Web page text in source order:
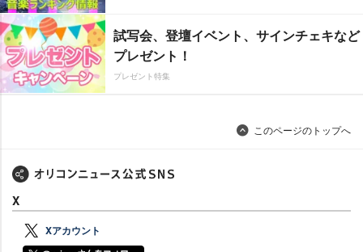
試写会、登壇イベント、サインチェキなど
プレゼント！
プレゼント特集
このページのトップへ
X
Xアカウント